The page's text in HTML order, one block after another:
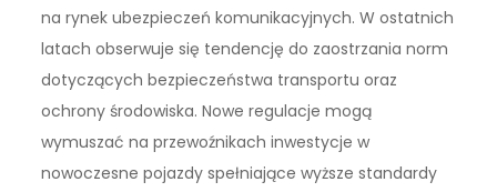
na rynek ubezpieczeń komunikacyjnych. W ostatnich
latach obserwuje się tendencję do zaostrzania norm
dotyczących bezpieczeństwa transportu oraz
ochrony środowiska. Nowe regulacje mogą
wymuszać na przewoźnikach inwestycje w
nowoczesne pojazdy spełniające wyższe standardy